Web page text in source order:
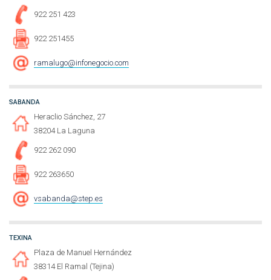
922 251 423
922 251455
ramalugo@infonegocio.com
SABANDA
Heraclio Sánchez, 27
38204 La Laguna
922 262 090
922 263650
vsabanda@step.es
TEXINA
Plaza de Manuel Hernández
38314 El Ramal (Tejina)